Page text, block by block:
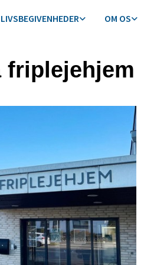
LIVSBEGIVENHEDER OM OS
friplejehjem